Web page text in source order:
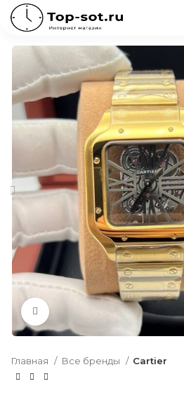
Нажмите, чтобы увеличить
Главная Все бренды Cartier